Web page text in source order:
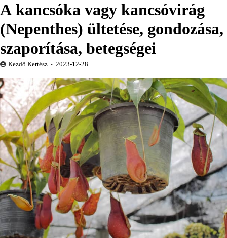
A kancsóka vagy kancsóvirág
(Nepenthes) ültetése, gondozása,
szaporítása, betegségei
Kezdő Kertész 2023-12-28